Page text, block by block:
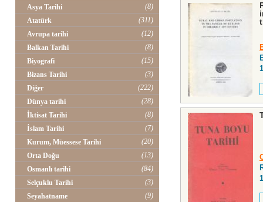
Asya Tarihi
(8)
Atatürk
(311)
Avrupa tarihi
(12)
Balkan Tarihi
(8)
Biyografi
(15)
Bizans Tarihi
(3)
Diğer
(222)
Dünya tarihi
(28)
İktisat Tarihi
(8)
İslam Tarihi
(7)
Kurum, Müessese Tarihi
(20)
Orta Doğu
(13)
Osmanlı tarihi
(84)
Selçuklu Tarihi
(3)
Seyahatname
(9)